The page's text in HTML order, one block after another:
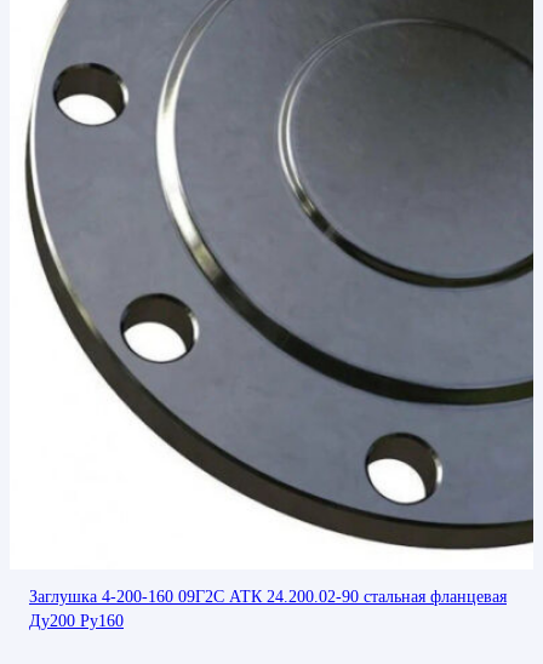
Заглушка 4-200-160 09Г2С АТК 24.200.02-90 стальная фланцевая
Ду200 Ру160